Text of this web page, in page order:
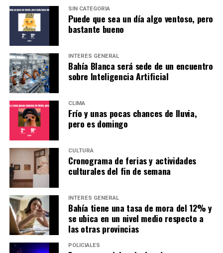
SIN CATEGORÍA
Puede que sea un día algo ventoso, pero
bastante bueno
INTERÉS GENERAL
Bahía Blanca será sede de un encuentro
sobre Inteligencia Artificial
CLIMA
Frío y unas pocas chances de lluvia,
pero es domingo
CULTURA
Cronograma de ferias y actividades
culturales del fin de semana
INTERÉS GENERAL
Bahía tiene una tasa de mora del 12% y
se ubica en un nivel medio respecto a
las otras provincias
POLICIALES